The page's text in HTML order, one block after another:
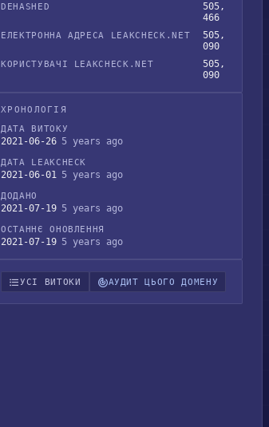
DEHASHED
505,
466
ЕЛЕКТРОННА АДРЕСА LEAKCHECK.NET
505,
090
КОРИСТУВАЧІ LEAKCHECK.NET
505,
090
ХРОНОЛОГІЯ
ДАТА ВИТОКУ
2021-06-26 5 years ago
ДАТА LEAKCHECK
2021-06-01 5 years ago
ДОДАНО
2021-07-19 5 years ago
ОСТАННЄ ОНОВЛЕННЯ
2021-07-19 5 years ago
УСІ ВИТОКИ АУДИТ ЦЬОГО ДОМЕНУ